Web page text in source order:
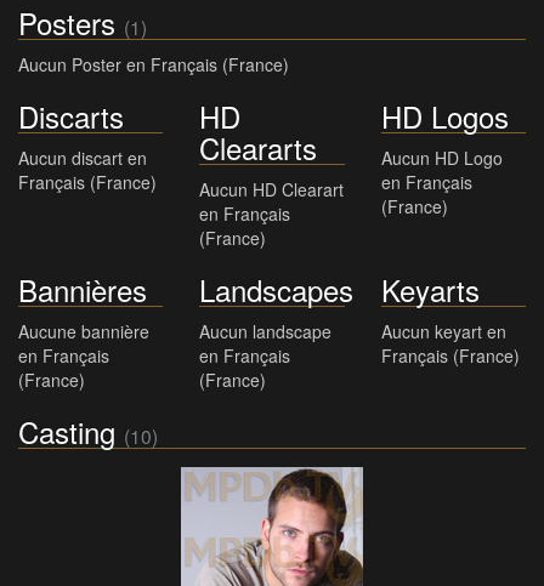
Posters (1)
Aucun Poster en Français (France)
Discarts
Aucun discart en
Français (France)
HD
Cleararts
Aucun HD Clearart
en Français
(France)
HD Logos
Aucun HD Logo
en Français
(France)
Bannières
Aucune bannière
en Français
(France)
Landscapes
Aucun landscape
en Français
(France)
Keyarts
Aucun keyart en
Français (France)
Casting (10)